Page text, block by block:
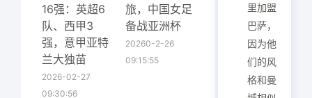
16强：英超6
队、西甲3
强，意甲亚特
兰大独苗
2026-02-27
09:30:56
旅，中国女足
备战亚洲杯
20260-2-26
09:15:55
里加盟
巴萨，
因为他
们的风
格和曼